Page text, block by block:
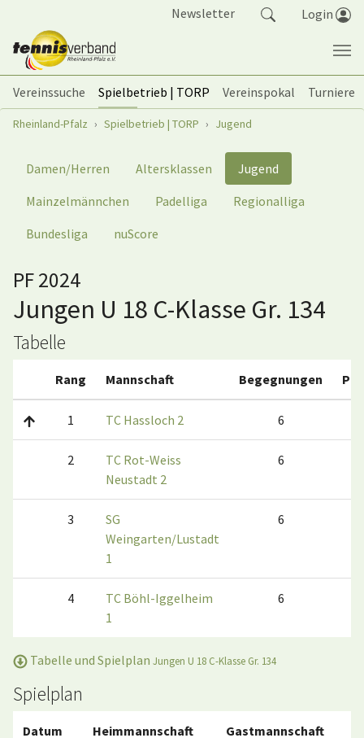
Newsletter Login
Vereinssuche Spielbetrieb | TORP Vereinspokal
Turniere
Sie sind hier:
Rheinland-Pfalz Spielbetrieb | TORP Jugend
Damen/Herren Altersklassen
Jugend
Mainzelmännchen
Padelliga
Regionalliga
Bundesliga
nuScore
PF 2024
Jungen U 18 C-Klasse Gr. 134
Tabelle
Rang Mannschaft Begegnungen
1 TC Hassloch 2 6
2
TC Rot-Weiss
Neustadt 2
6
3
SG
Weingarten/Lustadt
1
6
4
TC Böhl-Iggelheim
1
6
Tabelle und Spielplan Jungen U 18 C-Klasse Gr. 134
Spielplan
Datum Heimmannschaft Gastmannschaft